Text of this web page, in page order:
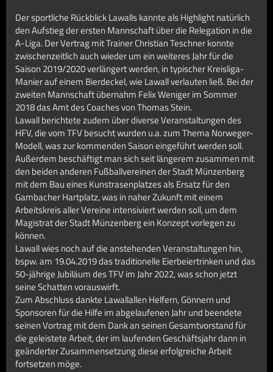
Der sportliche Rückblick Lawalls kannte als Highlight natürlich
den Aufstieg der ersten Mannschaft über die Relegation in die
A-Liga. Der Vertrag mit Trainer Christian Teschner konnte
zwischenzeitlich auch wieder um ein weiteres Jahr für die
Saison 2019/2020 verlängert werden, in typischer Kreisliga-
Manier auf einem Bierdeckel, wie Lawall verlauten ließ. Bei der
zweiten Mannschaft übernahm Felix Weniger im Sommer
2018 das Amt des Coaches von Thomas Stein.
Lawall berichtete zudem über diverse Veranstaltungen des
HFV, die vom TFV besucht wurden u.a. zum Thema Norweger-
Modell, was zur kommenden Saison eingeführt werden soll.
Außerdem beschäftigt man sich seit längerem zusammen mit
den beiden anderen Fußballvereinen der Stadt Münzenberg
mit dem Bau eines Kunstrasenplatzes als Ersatz für den
Gambacher Hartplatz, was in naher Zukunft mit einem
Arbeitskreis aller Vereine intensiviert werden soll, um dem
Magistrat der Stadt Münzenberg ein Konzept vorlegen zu
können.
Lawall wies noch auf die anstehenden Veranstaltungen hin,
bspw. am 19.04.2019 das traditionelle Eierbeiertrinken und das
50-jährige Jubiläum des TFV im Jahr 2022, was schon jetzt
seine Schatten vorauswirft.
Zum Abschluss dankte Lawallallen Helfern, Gönnern und
Sponsoren für die Hilfe im abgelaufenen Jahr und beendete
seinen Vortrag mit dem Dank an seinen Gesamtvorstand für
die geleistete Arbeit, der im laufenden Geschäftsjahr dann in
geänderter Zusammensetzung diese erfolgreiche Arbeit
fortsetzen möge.